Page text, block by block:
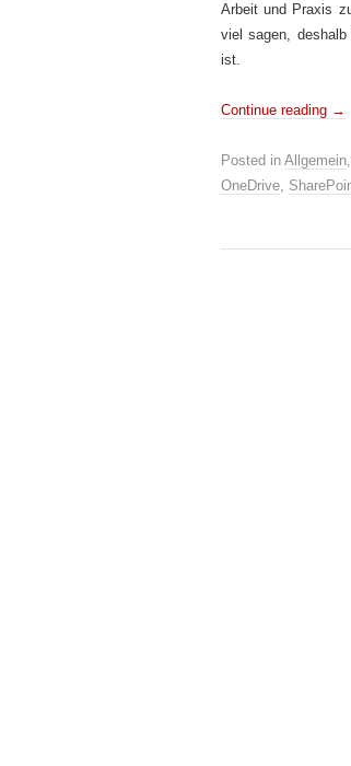
Arbeit und Praxis
viel sagen,
ist.
Continue reading →
Posted in Allgemein,
OneDrive,